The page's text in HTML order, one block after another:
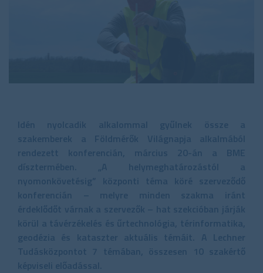
Idén nyolcadik alkalommal gyűlnek össze a
szakemberek a Földmérők Világnapja alkalmából
rendezett konferencián, március 20-án a BME
dísztermében. „A helymeghatározástól a
nyomonkövetésig” központi téma köré szerveződő
konferencián – melyre minden szakma iránt
érdeklődőt várnak a szervezők – hat szekcióban járják
körül a távérzékelés és űrtechnológia, térinformatika,
geodézia és kataszter aktuális témáit. A Lechner
Tudásközpontot 7 témában, összesen 10 szakértő
képviseli előadással.